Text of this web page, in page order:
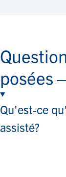
posées
Qu'est-ce
assisté?